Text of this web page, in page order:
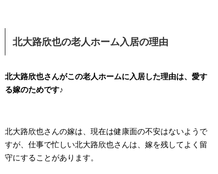
北大路欣也の老人ホーム入居の理由
北大路欣也さんがこの老人ホームに入居した理由は、愛す
る嫁のためです♪
北大路欣也さんの嫁は、現在は健康面の不安はないようで
すが、仕事で忙しい北大路欣也さんは、嫁を残してよく留
守にすることがあります。